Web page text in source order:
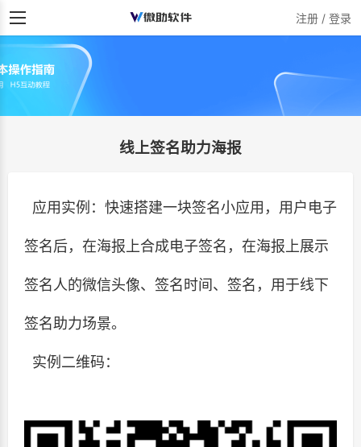
注册 / 登录
线上签名助力海报
应用实例：快速搭建一块签名小应用，用户电子
签名后，在海报上合成电子签名，在海报上展示
签名人的微信头像、签名时间、签名，用于线下
签名助力场景。
实例二维码：